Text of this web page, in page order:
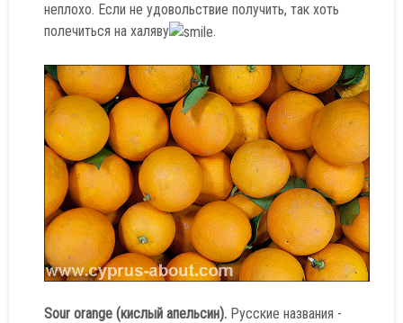
неплохо. Если не удовольствие получить, так хоть
полечиться на халяву
.
Sour orange (кислый апельсин). Русские названия -